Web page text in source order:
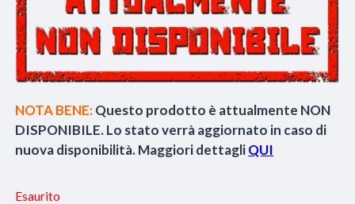
era:
1.399,90€.
è:
1.294,90€.
NOTA BENE:Questo prodotto è attualmente NON
DISPONIBILE. Lo stato verrà aggiornato in caso di
nuova disponibilità. Maggiori dettagliQUI
Esaurito